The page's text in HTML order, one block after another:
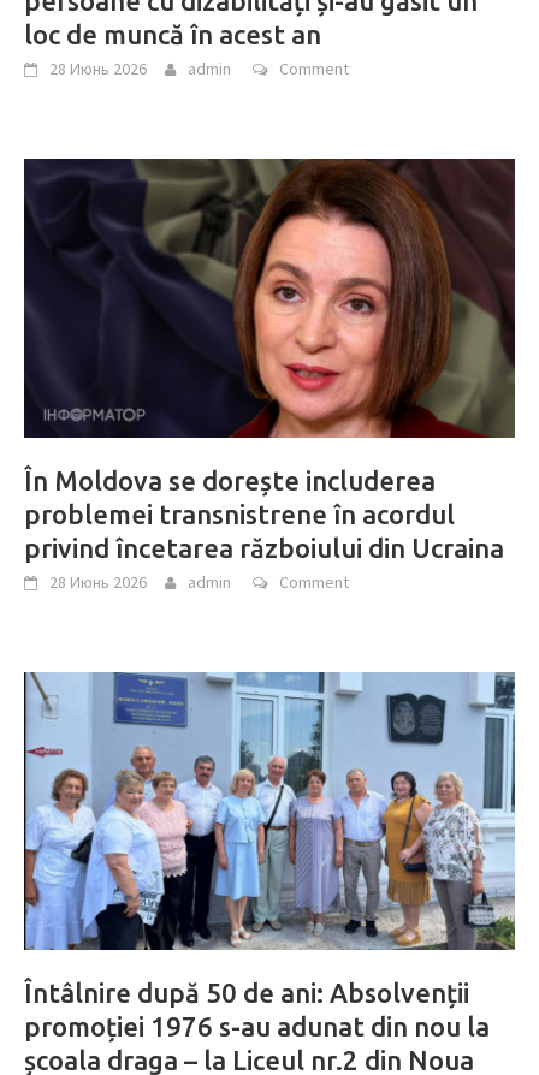
loc de muncă în acest an
28 Июнь 2026 admin Comment
În Moldova se dorește includerea
problemei transnistrene în acordul
privind încetarea războiului din Ucraina
28 Июнь 2026 admin Comment
Întâlnire după 50 de ani: Absolvenții
promoției 1976 s-au adunat din nou la
școala draga – la Liceul nr.2 din Noua